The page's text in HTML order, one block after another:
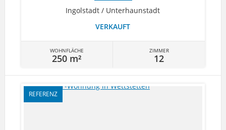
Ingolstadt / Unterhaunstadt
VERKAUFT
WOHNFLÄCHE
250 m²
ZIMMER
12
REFERENZ